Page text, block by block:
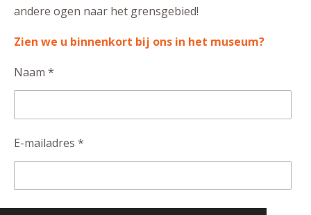
andere ogen naar het grensgebied!
Zien we u binnenkort bij ons in het museum?
Naam *
E-mailadres *